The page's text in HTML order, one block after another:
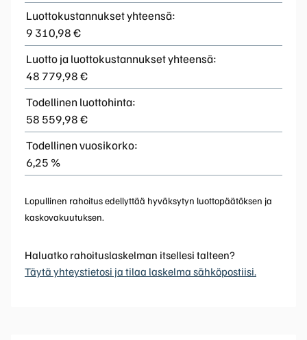
Luottokustannukset yhteensä:
9 310,98 €
Luotto ja luottokustannukset yhteensä:
48 779,98 €
Todellinen luottohinta:
58 559,98 €
Todellinen vuosikorko:
6,25 %
Lopullinen rahoitus edellyttää hyväksytyn luottopäätöksen ja
kaskovakuutuksen.
Haluatko rahoituslaskelman itsellesi talteen?
Täytä yhteystietosi ja tilaa laskelma sähköpostiisi.